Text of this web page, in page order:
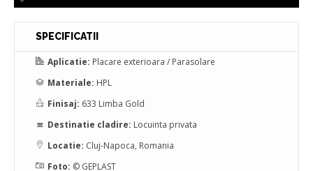
lemn Casa RK
SPECIFICATII
Aplicatie: Placare exterioara / Parasolare
Materiale: HPL
Finisaj: 633 Limba Gold
Destinatie cladire: Locuinta privata
Locatie: Cluj-Napoca, Romania
Foto: © GEPLAST